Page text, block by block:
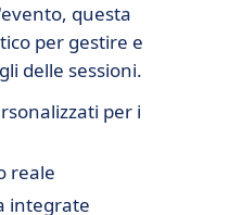
questa
per gestire e
delle sessioni.
per i
reale
integrate